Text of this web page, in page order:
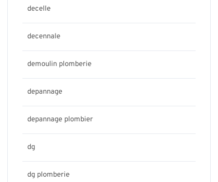
decelle
decennale
demoulin plomberie
depannage
depannage plombier
dg
dg plomberie